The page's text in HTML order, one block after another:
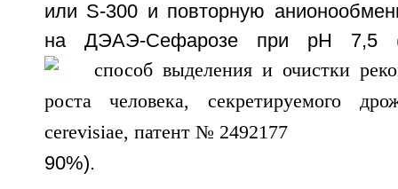
или S-300 и повторную
на ДЭАЭ-Сефарозе при pH 7,5
90%).